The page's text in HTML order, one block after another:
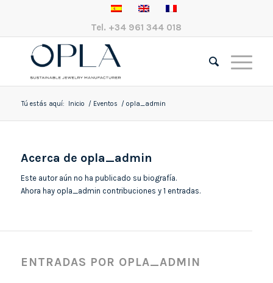
Tel. +34 961 344 018
Tú estás aquí: Inicio / Eventos / opla_admin
Acerca de opla_admin
Este autor aún no ha publicado su biografía.
Ahora hay opla_admin contribuciones y 1 entradas.
ENTRADAS POR OPLA_ADMIN